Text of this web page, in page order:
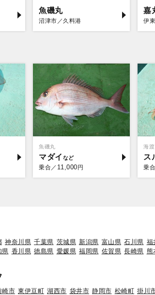
魚磯丸
沼津市／久料港
嘉
伊
魚磯丸
マダイ
乗合／ 11,000 円
海渡
ス
乗
神奈川県 千葉県 茨城県 新潟県 富山県 石川県 福
県 香川県 徳島県 愛媛県 福岡県 佐賀県 長崎県 熊
崎市 東伊豆町 湖西市 袋井市 静岡市 松崎町 掛川